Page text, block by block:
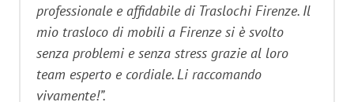
professionale e affidabile di Traslochi Firenze. Il
mio trasloco di mobili a Firenze si è svolto
senza problemi e senza stress grazie al loro
team esperto e cordiale. Li raccomando
vivamente!”.